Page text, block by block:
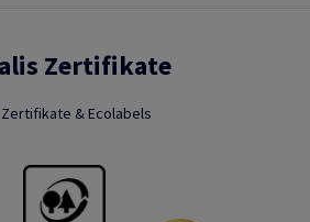
Zertifikate
Zertifikate & Ecolabels